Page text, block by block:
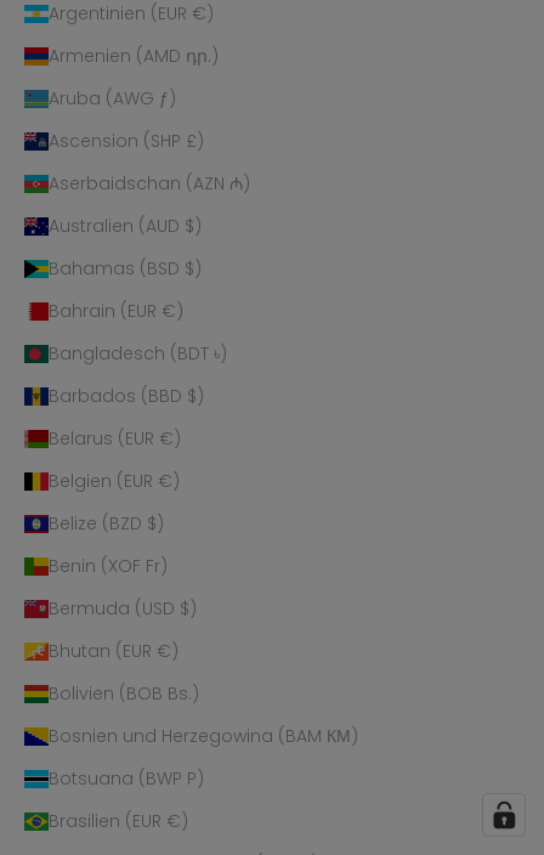
Argentinien (EUR €)
Armenien (AMD դր.)
Aruba (AWG ƒ)
Ascension (SHP £)
Aserbaidschan (AZN ₼)
Australien (AUD $)
Bahamas (BSD $)
Bahrain (EUR €)
Bangladesch (BDT ৳)
Barbados (BBD $)
Belarus (EUR €)
Belgien (EUR €)
Belize (BZD $)
Benin (XOF Fr)
Bermuda (USD $)
Bhutan (EUR €)
Bolivien (BOB Bs.)
Bosnien und Herzegowina (BAM КМ)
Botsuana (BWP P)
Brasilien (EUR €)